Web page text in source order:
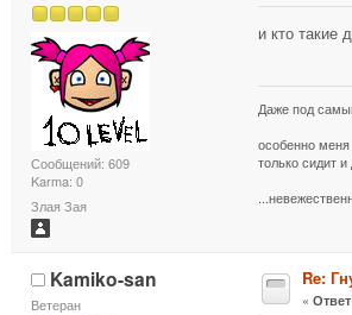
Сообщений: 609
Karma: 0
Злая Зая
и кто такие
Даже под
особенно
только сидит
Kamiko-san
Ветеран
Re:
«